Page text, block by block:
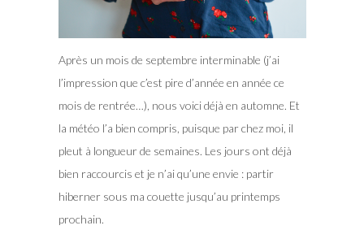
Après un mois de septembre interminable (j’ai
l’impression que c’est pire d’année en année ce
mois de rentrée…), nous voici déjà en automne. Et
la météo l’a bien compris, puisque par chez moi, il
pleut à longueur de semaines. Les jours ont déjà
bien raccourcis et je n’ai qu’une envie : partir
hiberner sous ma couette jusqu’au printemps
prochain.